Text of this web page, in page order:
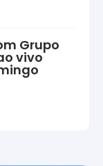
Grupo
vivo